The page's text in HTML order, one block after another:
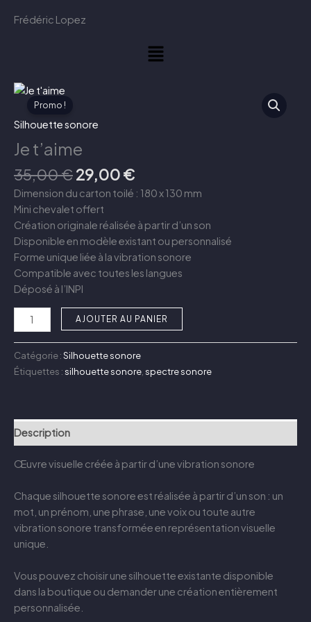
Menu
Frédéric Lopez
Promo !
Silhouette sonore
Je t’aime
35,00€
initial
35,00 €.
29,00€
Dimension du carton toilé : 180 x 130 mm
Mini chevalet offert
Création originale réalisée à partir d’un son
Disponible en modèle existant ou personnalisé
Forme unique liée à la vibration sonore
Compatible avec toutes les langues
Déposé à l’INPI
quantité
Je
AJOUTER AU PANIER
Catégorie :Silhouette sonore
Étiquettes :silhouette sonore spectre sonore
Description
Œuvre visuelle créée à partir d’une vibration sonore
Chaque silhouette sonore est réalisée à partir d’un son : un
mot, un prénom, une phrase, une voix ou toute autre
vibration sonore transformée en représentation visuelle
unique.
Vous pouvez choisir une silhouette existante disponible
dans la boutique ou demander une création entièrement
personnalisée.